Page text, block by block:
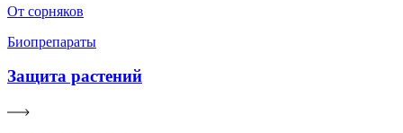
От сорняков
Биопрепараты
Защита растений